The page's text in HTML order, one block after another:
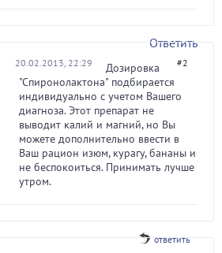
Ответить
20.02.2013, 22:29 #2
Дозировка
"Спиронолактона" подбирается
индивидуально с учетом Вашего
диагноза. Этот препарат не
выводит калий и магний, но Вы
можете дополнительно ввести в
Ваш рацион изюм, курагу, бананы и
не беспокоиться. Принимать лучше
утром.
ответить